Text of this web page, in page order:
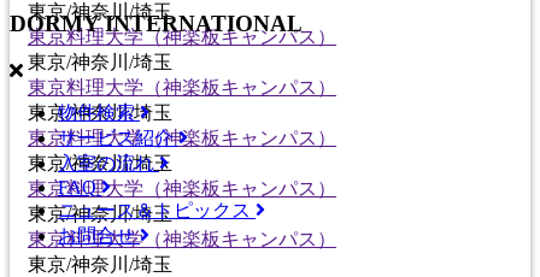
東京/神奈川/埼玉
東京料理大学（神楽板キャンパス）
東京/神奈川/埼玉
東京料理大学（神楽板キャンパス）
東京/神奈川/埼玉
東京料理大学（神楽板キャンパス）
東京/神奈川/埼玉
東京料理大学（神楽板キャンパス）
東京/神奈川/埼玉
東京料理大学（神楽板キャンパス）
東京/神奈川/埼玉
DORMY INTERNATIONAL
物件検索
サービス紹介
入室の流れ
FAQ
ニュース＆トピックス
お問合せ